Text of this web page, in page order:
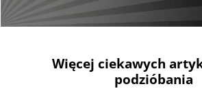
Więcej ciekawych
podzióbania